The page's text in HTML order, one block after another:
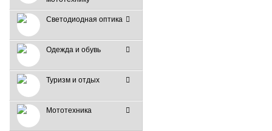
Светодиодная оптика
Одежда и обувь
Туризм и отдых
Мототехника